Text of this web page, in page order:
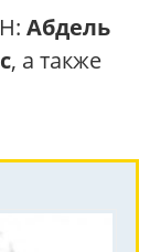
Абдель
, а также